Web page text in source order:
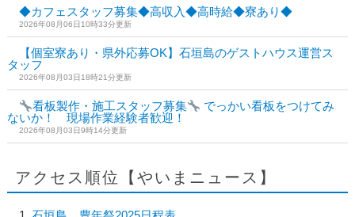
◆カフェスタッフ募集◆高収入◆高時給◆寮あり◆
2026年08月06日10時33分更新
【個室寮あり・県外応募OK】石垣島のゲストハウス運営ス
タッフ
2026年08月03日18時21分更新
看板製作・施工スタッフ募集
でっかい看板をつけてみ
ないか！ 現場作業経験者歓迎！
2026年08月03日9時14分更新
アクセス順位【やいまニュース】